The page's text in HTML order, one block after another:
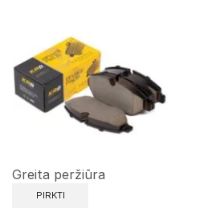
Greita peržiūra
PIRKTI